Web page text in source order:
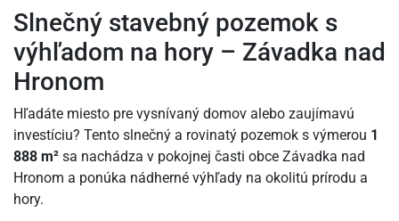
Slnečný stavebný pozemok s
výhľadom na hory – Závadka nad
Hronom
Hľadáte miesto pre vysnívaný domov alebo zaujímavú
investíciu? Tento slnečný a rovinatý pozemok s výmerou 1
888 m² sa nachádza v pokojnej časti obce Závadka nad
Hronom a ponúka nádherné výhľady na okolitú prírodu a
hory.